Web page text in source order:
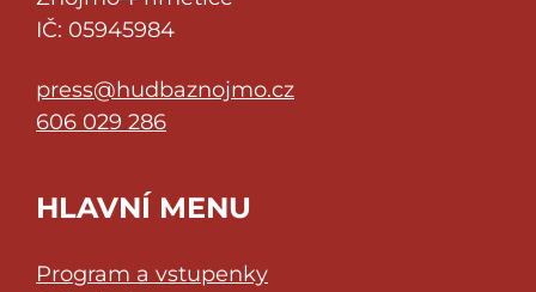
IČ: 05945984
press@hudbaznojmo.cz
606 029 286
HLAVNÍ MENU
Program a vstupenky